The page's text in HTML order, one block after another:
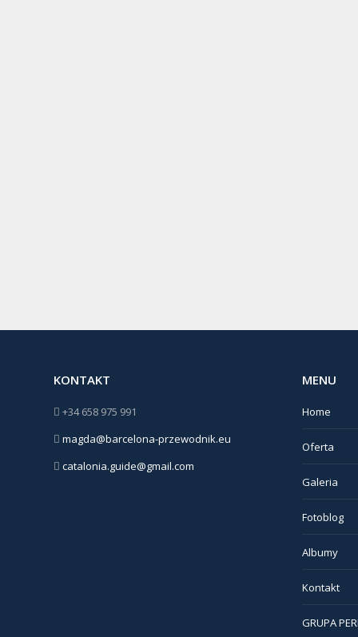
KONTAKT
+34 658 975 991
magda@barcelona-przewodnik.eu
catalonia.guide@gmail.com
MENU
Home
Oferta
Galeria
Fotoblog
Albumy
Kontakt
GRUPA